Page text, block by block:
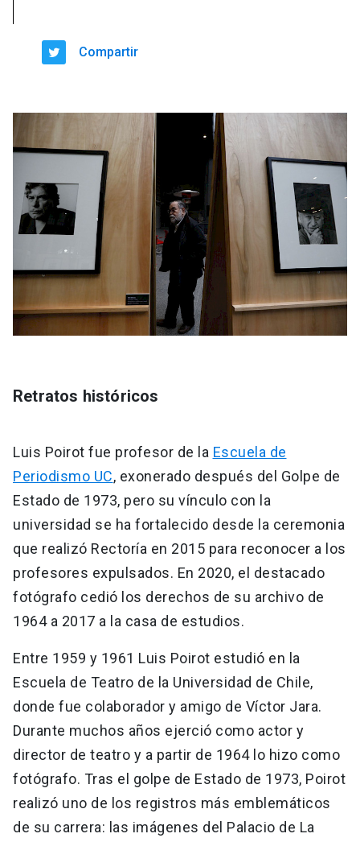
Compartir
Retratos históricos
Luis Poirot fue profesor de la Escuela de
Periodismo UC, exonerado después del Golpe de
Estado de 1973, pero su vínculo con la
universidad se ha fortalecido desde la ceremonia
que realizó Rectoría en 2015 para reconocer a los
profesores expulsados. En 2020, el destacado
fotógrafo cedió los derechos de su archivo de
1964 a 2017 a la casa de estudios.
Entre 1959 y 1961 Luis Poirot estudió en la
Escuela de Teatro de la Universidad de Chile,
donde fue colaborador y amigo de Víctor Jara.
Durante muchos años ejerció como actor y
director de teatro y a partir de 1964 lo hizo como
fotógrafo. Tras el golpe de Estado de 1973, Poirot
realizó uno de los registros más emblemáticos
de su carrera: las imágenes del Palacio de La